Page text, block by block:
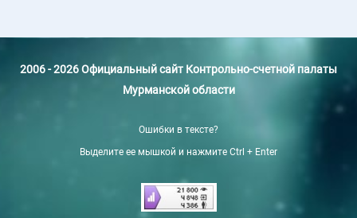
2006 - 2026 Официальный сайт Контрольно-счетной палаты
Мурманской области
Ошибки в тексте?
Выделите ее мышкой и нажмите Ctrl + Enter